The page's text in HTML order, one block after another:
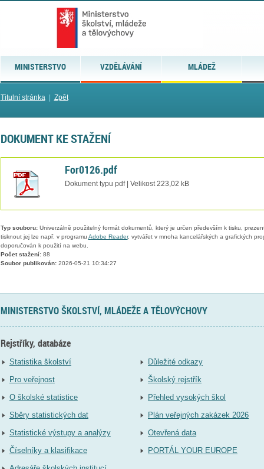
MINISTERSTVO VZDĚLÁVÁNÍ MLÁDEŽ
Titulní stránka| Zpět
DOKUMENT KE STAŽENÍ
For0126.pdf
Dokument typu pdf | Velikost 223,02 kB
Typ souboru:Univerzálně použitelný formát dokumentů, který je určen především k tisku,
tisknout jej lze např. v programu Adobe Reader, vytvářet v mnoha kancelářských a grafických
doporučován k použití na webu.
Počet stažení:88
Soubor publikován:2026-05-21 10:34:27
MINISTERSTVO ŠKOLSTVÍ, MLÁDEŽE A TĚLOVÝCHOVY
Rejstříky, databáze
Statistika školství
Pro veřejnost
O školské statistice
Sběry statistických dat
Statistické výstupy a analýzy
Číselníky a klasifikace
Důležité odkazy
Školský rejstřík
Přehled vysokých škol
Plán veřejných zakázek 2026
Otevřená data
PORTÁL YOUR EUROPE